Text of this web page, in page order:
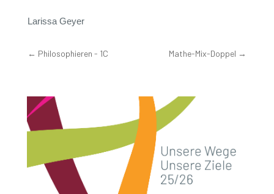
Larissa Geyer
← Philosophieren - 1C Mathe-Mix-Doppel →